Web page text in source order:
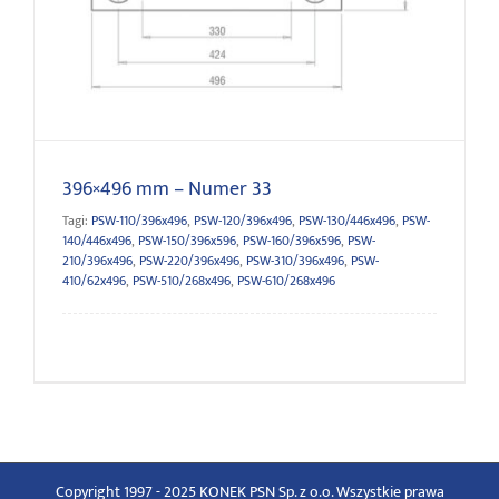
396×496 mm – Numer 33
Tagi: PSW-110/396x496, PSW-120/396x496, PSW-130/446x496, PSW-
140/446x496, PSW-150/396x596, PSW-160/396x596, PSW-
210/396x496, PSW-220/396x496, PSW-310/396x496, PSW-
410/62x496, PSW-510/268x496, PSW-610/268x496
Copyright 1997 - 2025 KONEK PSN Sp. z o.o. Wszystkie prawa